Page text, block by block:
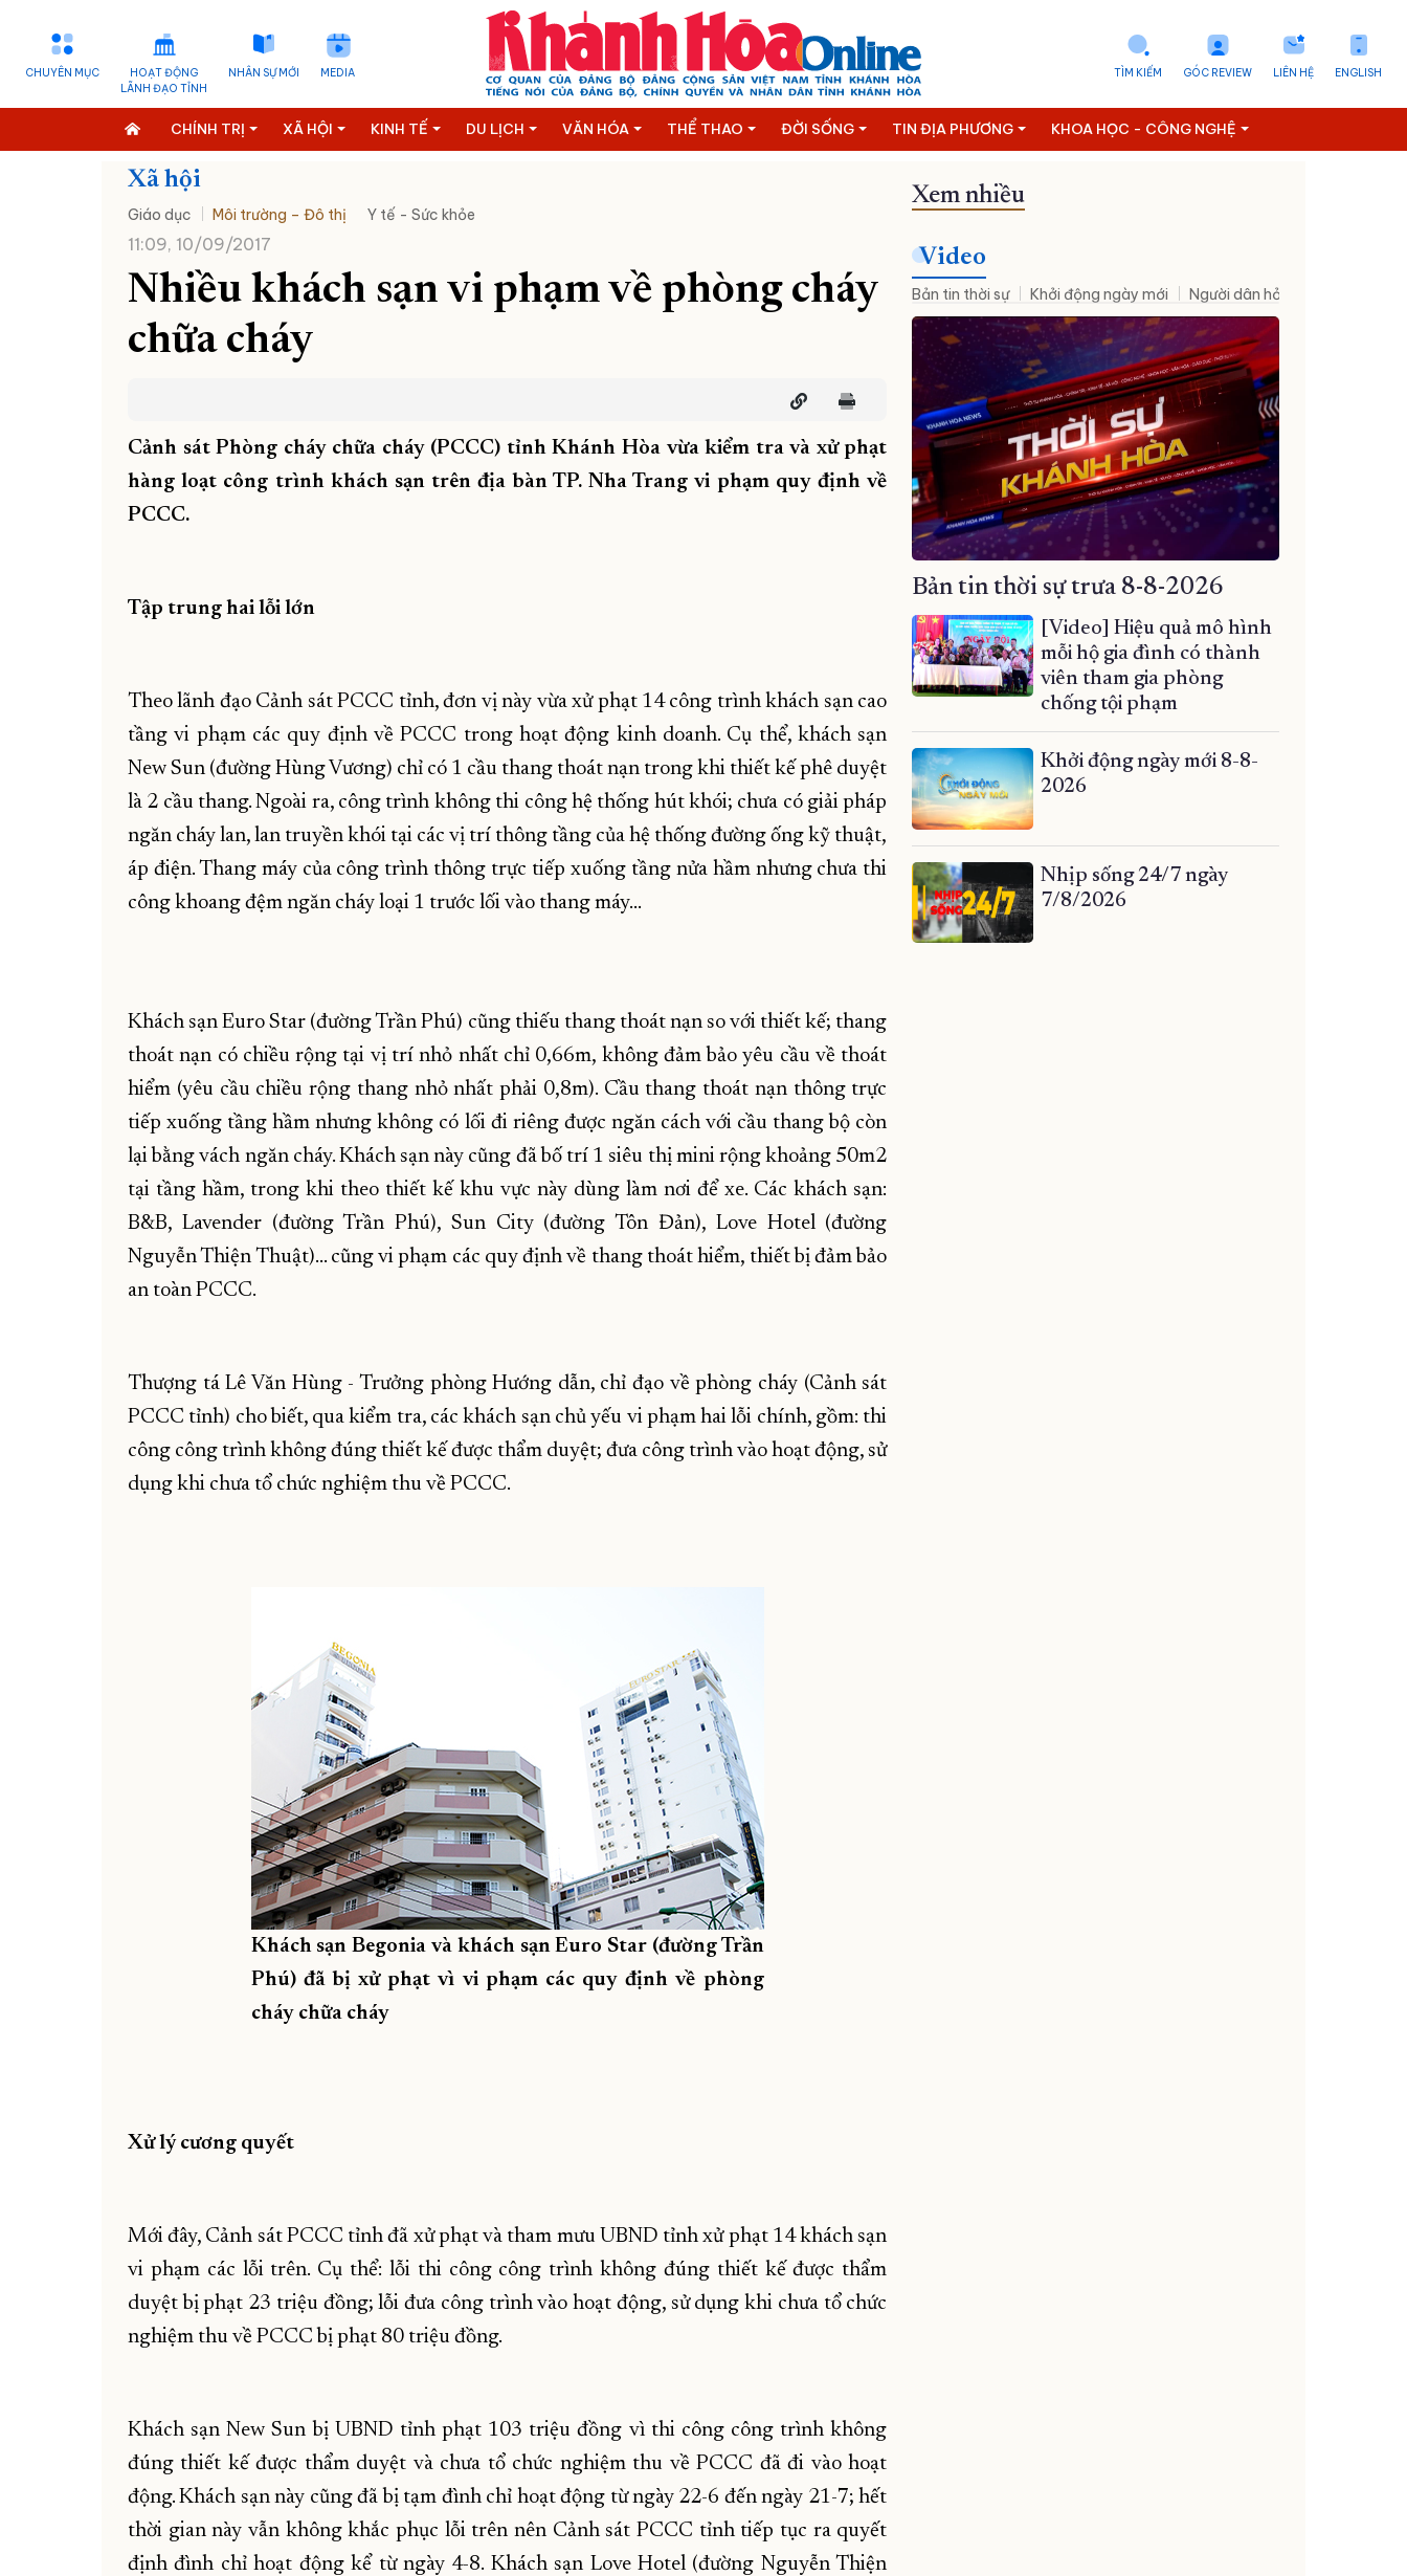
CHUYÊN MỤC
HOẠT ĐỘNG
LÃNH ĐẠO TỈNH
NHÂN SỰ MỚI MEDIA ENGLISH
LIÊN HỆ
GÓC REVIEW
TÌM KIẾM
CHÍNH TRỊ XÃ HỘI KINH TẾ DU LỊCH VĂN HÓA THỂ THAO ĐỜI SỐNG TIN ĐỊA PHƯƠNG KHOA HỌC - CÔNG NGHỆ
Xã hội
Giáo dục Môi trường – Đô thị Y tế - Sức khỏe
11:09, 10/09/2017
Nhiều khách sạn vi phạm về phòng cháy
chữa cháy
Cảnh sát Phòng cháy chữa cháy (PCCC) tỉnh Khánh Hòa vừa kiểm tra và xử phạt
hàng loạt công trình khách sạn trên địa bàn TP. Nha Trang vi phạm quy định về
PCCC.
Tập trung hai lỗi lớn
Theo lãnh đạo Cảnh sát PCCC tỉnh, đơn vị này vừa xử phạt 14 công trình khách sạn cao
tầng vi phạm các quy định về PCCC trong hoạt động kinh doanh. Cụ thể, khách sạn
New Sun (đường Hùng Vương) chỉ có 1 cầu thang thoát nạn trong khi thiết kế phê duyệt
là 2 cầu thang. Ngoài ra, công trình không thi công hệ thống hút khói; chưa có giải pháp
ngăn cháy lan, lan truyền khói tại các vị trí thông tầng của hệ thống đường ống kỹ thuật,
áp điện. Thang máy của công trình thông trực tiếp xuống tầng nửa hầm nhưng chưa thi
công khoang đệm ngăn cháy loại 1 trước lối vào thang máy…
Khách sạn Euro Star (đường Trần Phú) cũng thiếu thang thoát nạn so với thiết kế; thang
thoát nạn có chiều rộng tại vị trí nhỏ nhất chỉ 0,66m, không đảm bảo yêu cầu về thoát
hiểm (yêu cầu chiều rộng thang nhỏ nhất phải 0,8m). Cầu thang thoát nạn thông trực
tiếp xuống tầng hầm nhưng không có lối đi riêng được ngăn cách với cầu thang bộ còn
lại bằng vách ngăn cháy. Khách sạn này cũng đã bố trí 1 siêu thị mini rộng khoảng 50m2
tại tầng hầm, trong khi theo thiết kế khu vực này dùng làm nơi để xe. Các khách sạn:
B&B, Lavender (đường Trần Phú), Sun City (đường Tôn Đản), Love Hotel (đường
Nguyễn Thiện Thuật)… cũng vi phạm các quy định về thang thoát hiểm, thiết bị đảm bảo
an toàn PCCC.
Thượng tá Lê Văn Hùng - Trưởng phòng Hướng dẫn, chỉ đạo về phòng cháy (Cảnh sát
PCCC tỉnh) cho biết, qua kiểm tra, các khách sạn chủ yếu vi phạm hai lỗi chính, gồm: thi
công công trình không đúng thiết kế được thẩm duyệt; đưa công trình vào hoạt động, sử
dụng khi chưa tổ chức nghiệm thu về PCCC.
Khách sạn Begonia và khách sạn Euro Star (đường Trần
Phú) đã bị xử phạt vì vi phạm các quy định về phòng
cháy chữa cháy
Xử lý cương quyết
Mới đây, Cảnh sát PCCC tỉnh đã xử phạt và tham mưu UBND tỉnh xử phạt 14 khách sạn
vi phạm các lỗi trên. Cụ thể: lỗi thi công công trình không đúng thiết kế được thẩm
duyệt bị phạt 23 triệu đồng; lỗi đưa công trình vào hoạt động, sử dụng khi chưa tổ chức
nghiệm thu về PCCC bị phạt 80 triệu đồng.
Khách sạn New Sun bị UBND tỉnh phạt 103 triệu đồng vì thi công công trình không
đúng thiết kế được thẩm duyệt và chưa tổ chức nghiệm thu về PCCC đã đi vào hoạt
động. Khách sạn này cũng đã bị tạm đình chỉ hoạt động từ ngày 22-6 đến ngày 21-7; hết
thời gian này vẫn không khắc phục lỗi trên nên Cảnh sát PCCC tỉnh tiếp tục ra quyết
định đình chỉ hoạt động kể từ ngày 4-8. Khách sạn Love Hotel (đường Nguyễn Thiện
Xem nhiều
Video
Bản tin thời sự Khởi động ngày mới Người dân hỏi – Cơ quan nhà
Bản tin thời sự trưa 8-8-2026
[Video] Hiệu quả mô hình
mỗi hộ gia đình có thành
viên tham gia phòng
chống tội phạm
Khởi động ngày mới 8-8-
2026
Nhịp sống 24/7 ngày
7/8/2026